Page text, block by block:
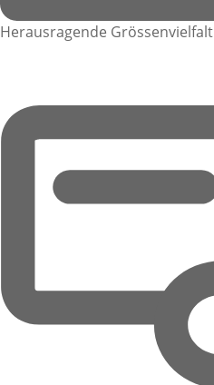
Herausragende Grössenvielfalt